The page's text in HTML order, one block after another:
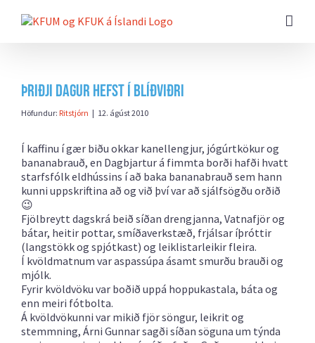
beint
Þriðji dagur hefst í blíðviðri
Höfundur: Ritstjórn | 12. ágúst 2010
Í kaffinu í gær biðu okkar kanellengjur, jógúrtkökur og
bananabrauð, en Dagbjartur á fimmta borði hafði hvatt
starfsfólk eldhússins í að baka bananabrauð sem hann
kunni uppskriftina að og við því var að sjálfsögðu orðið
😉
Fjölbreytt dagskrá beið síðan drengjanna, Vatnafjör og
bátar, heitir pottar, smíðaverkstæð, frjálsar íþróttir
(langstökk og spjótkast) og leiklistarleikir fleira.
Í kvöldmatnum var aspassúpa ásamt smurðu brauði og
mjólk.
Fyrir kvöldvöku var boðið uppá hoppukastala, báta og
enn meiri fótbolta.
Á kvöldvökunni var mikið fjör söngur, leikrit og
stemmning, Árni Gunnar sagði síðan söguna um týnda